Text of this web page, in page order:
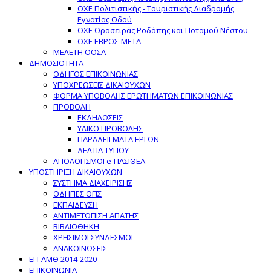
ΟΧΕ Πολιτιστικής - Τουριστικής Διαδρομής
Εγνατίας Οδού
ΟΧΕ Οροσειράς Ροδόπης και Ποταμού Νέστου
ΟΧΕ ΕΒΡΟΣ-ΜΕΤΑ
ΜΕΛΕΤΗ ΟΟΣΑ
ΔΗΜΟΣΙΟΤΗΤΑ
ΟΔΗΓΟΣ ΕΠΙΚΟΙΝΩΝΙΑΣ
ΥΠΟΧΡΕΩΣΕΙΣ ΔΙΚΑΙΟΥΧΩΝ
ΦΟΡΜΑ ΥΠΟΒΟΛΗΣ ΕΡΩΤΗΜΑΤΩΝ ΕΠΙΚΟΙΝΩΝΙΑΣ
ΠΡΟΒΟΛΗ
ΕΚΔΗΛΩΣΕΙΣ
ΥΛΙΚΟ ΠΡΟΒΟΛΗΣ
ΠΑΡΑΔΕΙΓΜΑΤΑ ΕΡΓΩΝ
ΔΕΛΤΙΑ ΤΥΠΟΥ
ΑΠΟΛΟΓΙΣΜΟΙ e-ΠΑΣΙΘΕΑ
ΥΠΟΣΤΗΡΙΞΗ ΔΙΚΑΙΟΥΧΩΝ
ΣΥΣΤΗΜΑ ΔΙΑΧΕΙΡΙΣΗΣ
ΟΔΗΓΙΕΣ ΟΠΣ
ΕΚΠΑΙΔΕΥΣΗ
ΑΝΤΙΜΕΤΩΠΙΣΗ ΑΠΑΤΗΣ
ΒΙΒΛΙΟΘΗΚΗ
ΧΡΗΣΙΜΟΙ ΣΥΝΔΕΣΜΟΙ
ΑΝΑΚΟΙΝΩΣΕΙΣ
ΕΠ-ΑΜΘ 2014-2020
ΕΠΙΚΟΙΝΩΝΙΑ